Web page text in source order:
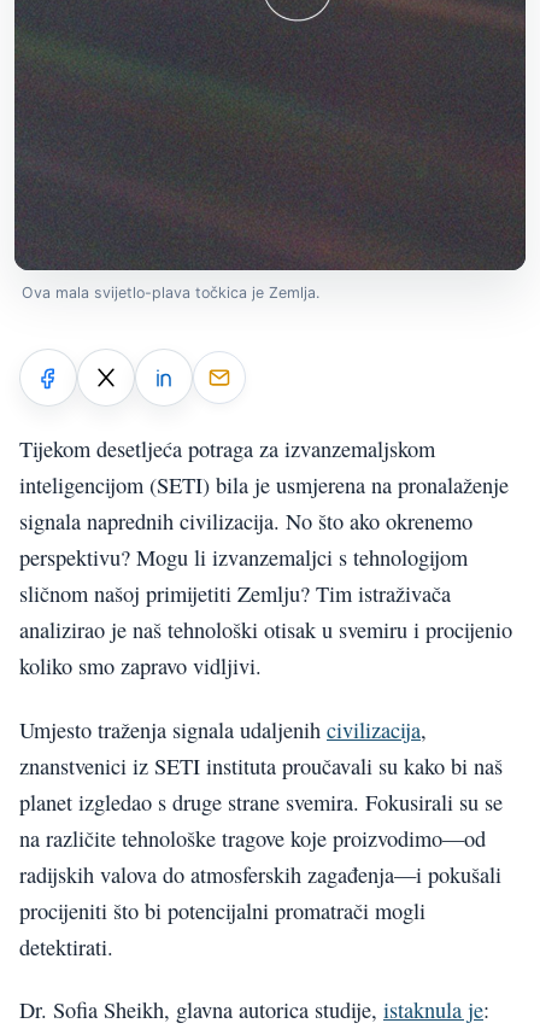
Ova mala svijetlo-plava točkica je Zemlja.
Tijekom desetljeća potraga za izvanzemaljskom
inteligencijom (SETI) bila je usmjerena na pronalaženje
signala naprednih civilizacija. No što ako okrenemo
perspektivu? Mogu li izvanzemaljci s tehnologijom
sličnom našoj primijetiti Zemlju? Tim istraživača
analizirao je naš tehnološki otisak u svemiru i procijenio
koliko smo zapravo vidljivi.
Umjesto traženja signala udaljenih civilizacija,
znanstvenici iz SETI instituta proučavali su kako bi naš
planet izgledao s druge strane svemira. Fokusirali su se
na različite tehnološke tragove koje proizvodimo—od
radijskih valova do atmosferskih zagađenja—i pokušali
procijeniti što bi potencijalni promatrači mogli
detektirati.
Dr. Sofia Sheikh, glavna autorica studije, istaknula je: